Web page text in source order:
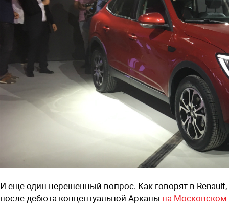
И еще один нерешенный вопрос. Как говорят в Renault,
после дебюта концептуальной Арканы на Московском